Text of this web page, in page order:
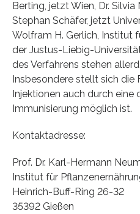
Berting, jetzt Wien, Dr. Silvia
Stephan Schäfer, jetzt
Wolfram H. Gerlich, Institut
der Justus-Liebig-
des Verfahrens stehen
Insbesondere stellt sich die
Injektionen auch durch eine
Immunisierung möglich ist.
Kontaktadresse:
Prof. Dr. Karl-Hermann
Institut für
Heinrich-Buff-Ring 26-32
35392 Gießen